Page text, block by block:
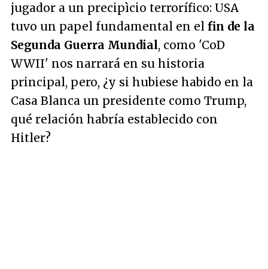
jugador a un precipìcio terrorífico: USA
tuvo un papel fundamental en el fin de la
Segunda Guerra Mundial, como 'CoD
WWII' nos narrará en su historia
principal, pero, ¿y si hubiese habido en la
Casa Blanca un presidente como Trump,
qué relación habría establecido con
Hitler?